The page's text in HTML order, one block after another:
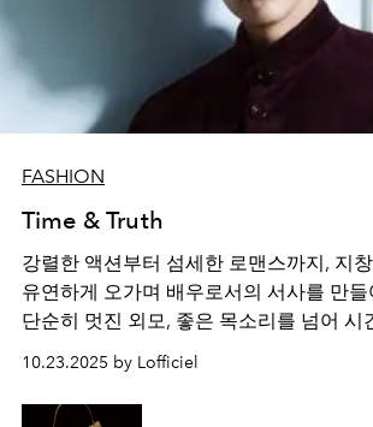
FASHION
Time & Truth
강렬한 액션부터 섬세한 로맨스까지, 지
유연하게 오가며 배우로서의 서사를 만들
단순히 멋진 외모, 좋은 목소리를 넘어 시
어진 연기의 결. 그 안에 담긴 유연함과 진
배우로 살아가는 이유에 대해.
10.23.2025 by Lofficiel